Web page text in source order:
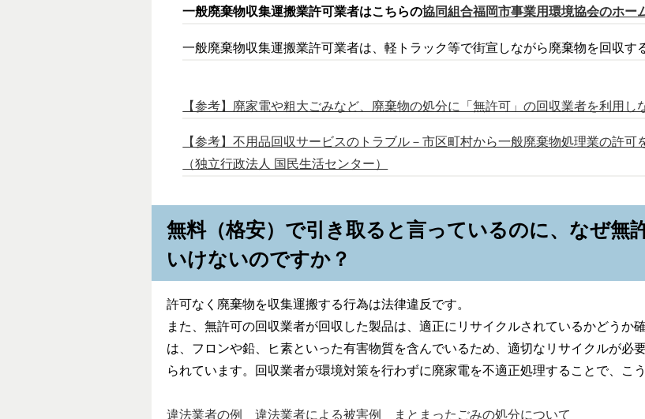
一般廃棄物収集運搬業許可業者はこちらの協同組合福岡市事業用環境協会のホー
一般廃棄物収集運搬業許可業者は、軽トラック等で街宣しながら廃棄物を回収す
【参考】廃家電や粗大ごみなど、廃棄物の処分に「無許可」の回収業者を利用し
【参考】不用品回収サービスのトラブル－市区町村から一般廃棄物処理業の許可
（独立行政法人 国民生活センター）
無料（格安）で引き取ると言っているのに、なぜ無
いけないのですか？
許可なく廃棄物を収集運搬する行為は法律違反です。
また、無許可の回収業者が回収した製品は、適正にリサイクルされているかどうか
は、フロンや鉛、ヒ素といった有害物質を含んでいるため、適切なリサイクルが必
られています。回収業者が環境対策を行わずに廃家電を不適正処理することで、こ
違法業者の例 違法業者による被害例 まとまったごみの処分について